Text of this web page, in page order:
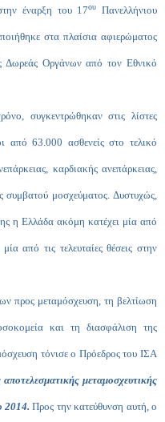
έναρξη του 17ου Πανελλήνιου
στα πλαίσια αφιερώματος
Οργάνων από τον Εθνικό
συγκεντρώθηκαν στις λίστες
από 63.000 ασθενείς στο τελικό
καρδιακής ανεπάρκειας,
συμβατού μοσχεύματος. Δυστυχώς,
η Ελλάδα ακόμη κατέχει μία από
από τις τελευταίες θέσεις στην
προς μεταμόσχευση, τη βελτίωση
και τη διασφάλιση της
τόνισε ο Πρόεδρος του ΙΣΑ
αποτελεσματικής μεταμοσχευτικής
2014. Προς την κατεύθυνση αυτή, ο